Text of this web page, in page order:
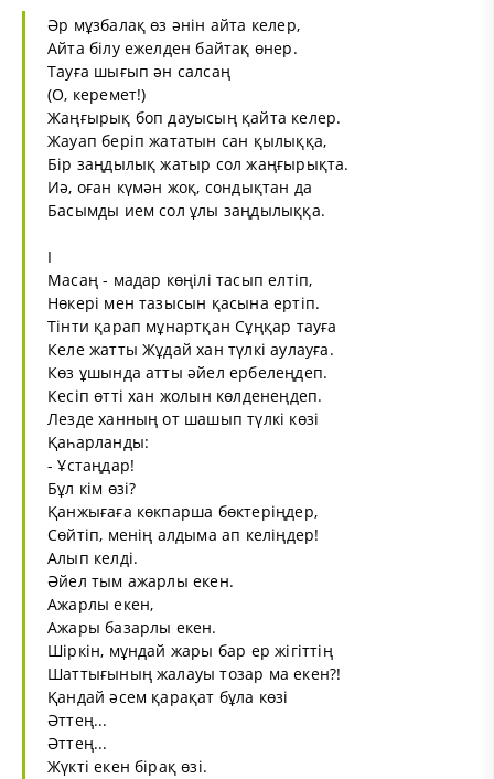
Әр мұзбалақ өз әнін айта келер,
Айта білу ежелден байтақ өнер.
Тауға шығып ән салсаң
(О, керемет!)
Жаңғырық боп дауысың қайта келер.
Жауап беріп жататын сан қылыққа,
Бір заңдылық жатыр сол жаңғырықта.
Иә, оған күмән жоқ, сондықтан да
Басымды ием сол ұлы заңдылыққа.
I
Масаң - мадар көңілі тасып елтіп,
Нөкері мен тазысын қасына ертіп.
Тінти қарап мұнартқан Сұңқар тауға
Келе жатты Жұдай хан түлкі аулауға.
Көз ұшында атты әйел ербелеңдеп.
Кесіп өтті хан жолын көлденеңдеп.
Лезде ханның от шашып түлкі көзі
Қаһарланды:
- Ұстаңдар!
Бұл кім өзі?
Қанжығаға көкпарша бөктеріңдер,
Сөйтіп, менің алдыма ап келіңдер!
Алып келді.
Әйел тым ажарлы екен.
Ажарлы екен,
Ажары базарлы екен.
Шіркін, мұндай жары бар ер жігіттің
Шаттығының жалауы тозар ма екен?!
Қандай әсем қарақат бұла көзі
Әттең...
Әттең...
Жүкті екен бірақ өзі.